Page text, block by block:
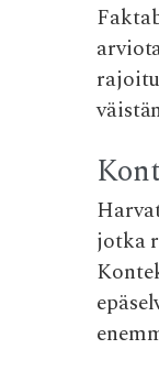
jotka